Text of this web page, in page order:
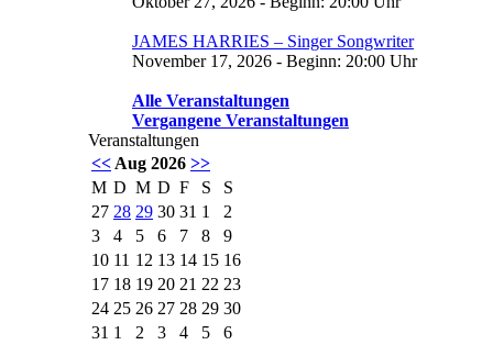
JAMES HARRIES – Singer Songwriter
November 17, 2026 - Beginn: 20:00 Uhr
Alle Veranstaltungen
Vergangene Veranstaltungen
Veranstaltungen
<< Aug 2026 >>
M D M D F S
S
27 28 29 30 31 1
2
3
4 5 6 7 8
9
10 11 12 13 14 15 16
17 18 19 20 21 22 23
24 25 26 27 28 29 30
31 1 2 3 4 5
6